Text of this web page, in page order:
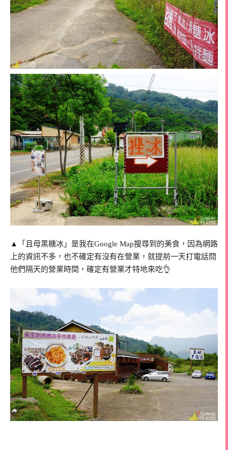
▲「且母黑糖冰」是我在Google Map搜尋到的美食，因為網路
上的資訊不多，也不確定有沒有在營業，就提前一天打電話問
他們隔天的營業時間，確定有營業才特地來吃👌